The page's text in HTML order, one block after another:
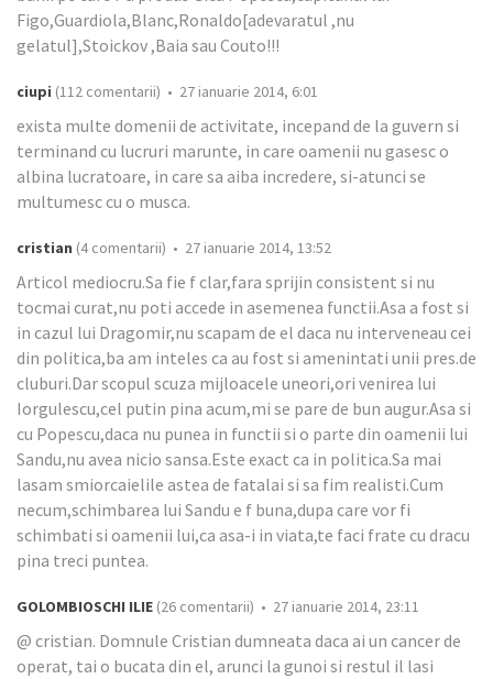
Figo,Guardiola,Blanc,Ronaldo[adevaratul ,nu
gelatul],Stoickov ,Baia sau Couto!!!
ciupi (112 comentarii) • 27 ianuarie 2014, 6:01
exista multe domenii de activitate, incepand de la guvern si
terminand cu lucruri marunte, in care oamenii nu gasesc o
albina lucratoare, in care sa aiba incredere, si-atunci se
multumesc cu o musca.
cristian (4 comentarii) • 27 ianuarie 2014, 13:52
Articol mediocru.Sa fie f clar,fara sprijin consistent si nu
tocmai curat,nu poti accede in asemenea functii.Asa a fost si
in cazul lui Dragomir,nu scapam de el daca nu interveneau cei
din politica,ba am inteles ca au fost si amenintati unii pres.de
cluburi.Dar scopul scuza mijloacele uneori,ori venirea lui
Iorgulescu,cel putin pina acum,mi se pare de bun augur.Asa si
cu Popescu,daca nu punea in functii si o parte din oamenii lui
Sandu,nu avea nicio sansa.Este exact ca in politica.Sa mai
lasam smiorcaielile astea de fatalai si sa fim realisti.Cum
necum,schimbarea lui Sandu e f buna,dupa care vor fi
schimbati si oamenii lui,ca asa-i in viata,te faci frate cu dracu
pina treci puntea.
GOLOMBIOSCHI ILIE (26 comentarii) • 27 ianuarie 2014, 23:11
@ cristian. Domnule Cristian dumneata daca ai un cancer de
operat, tai o bucata din el, arunci la gunoi si restul il lasi